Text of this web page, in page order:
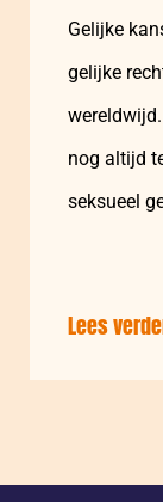
Gelijke
gelijke
nog altijd
seksueel
Lees